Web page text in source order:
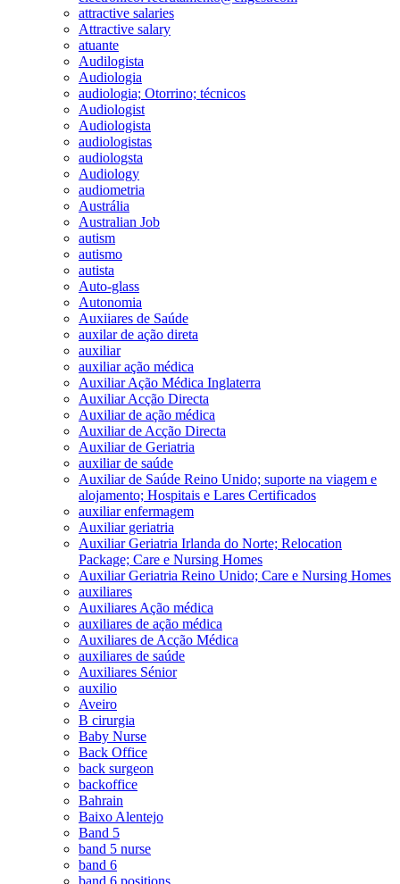
attractive salaries
Attractive salary
atuante
Audilogista
Audiologia
audiologia; Otorrino; técnicos
Audiologist
Audiologista
audiologistas
audiologsta
Audiology
audiometria
Austrália
Australian Job
autism
autismo
autista
Auto-glass
Autonomia
Auxiiares de Saúde
auxilar de ação direta
auxiliar
auxiliar ação médica
Auxiliar Ação Médica Inglaterra
Auxiliar Acção Directa
Auxiliar de ação médica
Auxiliar de Acção Directa
Auxiliar de Geriatria
auxiliar de saúde
Auxiliar de Saúde Reino Unido; suporte na viagem e
alojamento; Hospitais e Lares Certificados
auxiliar enfermagem
Auxiliar geriatria
Auxiliar Geriatria Irlanda do Norte; Relocation
Package; Care e Nursing Homes
Auxiliar Geriatria Reino Unido; Care e Nursing Homes
auxiliares
Auxiliares Ação médica
auxiliares de ação médica
Auxiliares de Acção Médica
auxiliares de saúde
Auxiliares Sénior
auxilio
Aveiro
B cirurgia
Baby Nurse
Back Office
back surgeon
backoffice
Bahrain
Baixo Alentejo
Band 5
band 5 nurse
band 6
band 6 positions